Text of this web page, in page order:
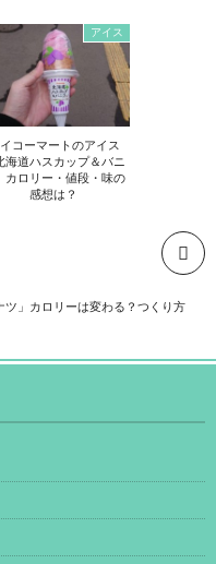
アイス
コーマートのアイス
海道ハスカップ＆バニ
カロリー・値段・味の
感想は？
ツ」カロリーは変わる？つくり方